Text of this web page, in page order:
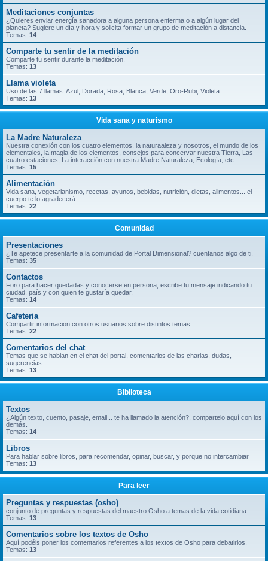
Meditaciones conjuntas
¿Quieres enviar energía sanadora a alguna persona enferma o a algún lugar del
planeta? Sugiere un día y hora y solicita formar un grupo de meditación a distancia.
Temas: 14
Comparte tu sentir de la meditación
Comparte tu sentir durante la meditación.
Temas: 13
Llama violeta
Uso de las 7 llamas: Azul, Dorada, Rosa, Blanca, Verde, Oro-Rubi, Violeta
Temas: 13
Vida sana y naturismo
La Madre Naturaleza
Nuestra conexión con los cuatro elementos, la naturaaleza y nosotros, el mundo de los
elementales, la magia de los elementos, consejos para concervar nuestra Tierra, Las
cuatro estaciones, La interacción con nuestra Madre Naturaleza, Ecología, etc
Temas: 15
Alimentación
Vida sana, vegetarianismo, recetas, ayunos, bebidas, nutrición, dietas, alimentos... el
cuerpo te lo agradecerá
Temas: 22
Comunidad
Presentaciones
¿Te apetece presentarte a la comunidad de Portal Dimensional? cuentanos algo de ti.
Temas: 35
Contactos
Foro para hacer quedadas y conocerse en persona, escribe tu mensaje indicando tu
ciudad, país y con quien te gustaría quedar.
Temas: 14
Cafeteria
Compartir informacion con otros usuarios sobre distintos temas.
Temas: 22
Comentarios del chat
Temas que se hablan en el chat del portal, comentarios de las charlas, dudas,
sugerencias
Temas: 13
Biblioteca
Textos
¿Algún texto, cuento, pasaje, email... te ha llamado la atención?, compartelo aquí con los
demás.
Temas: 14
Libros
Para hablar sobre libros, para recomendar, opinar, buscar, y porque no intercambiar
Temas: 13
Para leer
Preguntas y respuestas (osho)
conjunto de preguntas y respuestas del maestro Osho a temas de la vida cotidiana.
Temas: 13
Comentarios sobre los textos de Osho
Aquí podéis poner los comentarios referentes a los textos de Osho para debatirlos.
Temas: 13